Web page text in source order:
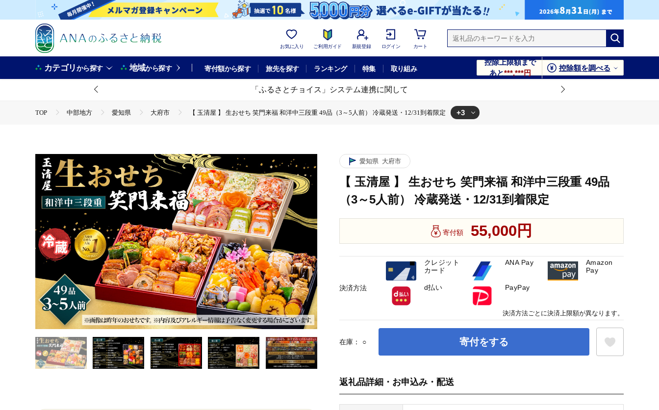
お気に入り ご利用ガイド 新規登録 ログイン カート
カテゴリから探す 地域から探す 寄付額から探す 旅先を探す ランキング 特集 取り組み
控除上限額まで
あと***,***円
控除額を調べる
「ふるさとチョイス」システム連携に関して
TOP 中部地方 愛知県 大府市 【 玉清屋 】 生おせち 笑門来福 和洋中三段重 49品（3～5人前） 冷蔵発送・12/31到着限定 +3
愛知県 大府市
【 玉清屋 】 生おせち 笑門来福 和洋中三段重 49品
（3～5人前） 冷蔵発送・12/31到着限定
寄付額 55,000円
在庫： ○ 寄付をする
返礼品詳細・お申込み・配送
決済方法
クレジット
カード
ANA Pay
Amazon
Pay
d払い PayPay
決済方法ごとに決済上限額が異なります。